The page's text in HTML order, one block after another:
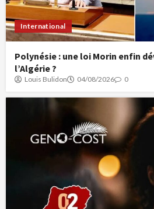
International
Polynésie : une loi Morin enfin
l’Algérie ?
Louis Bulidon 04/08/2026 0